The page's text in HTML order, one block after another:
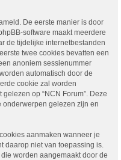
De eerste manier is door
software maakt meerdere
de tijdelijke internetbestanden
twee cookies bevatten een
anoniem sessienummer
automatisch door de
cookie zal worden
op “NCN Forum”. Deze
onderwerpen gelezen zijn en
aanmaken wanneer je
daarop niet van toepassing is.
worden aangemaakt door de